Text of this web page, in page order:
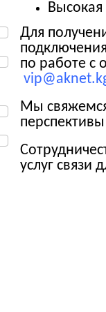
Для
по работе с
Мы
услуг связи